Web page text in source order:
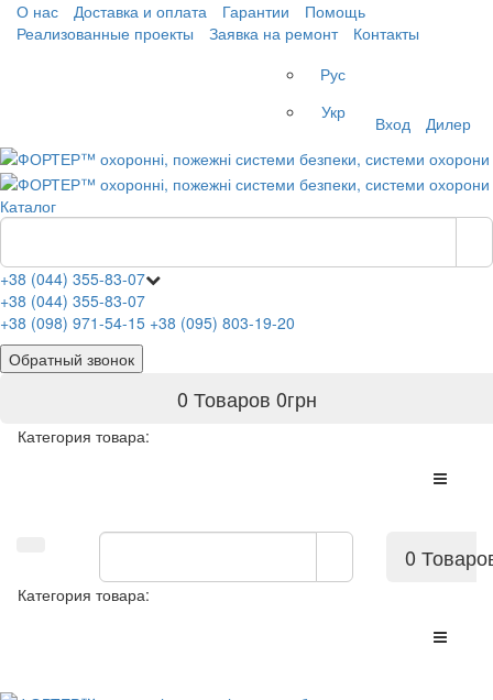
О нас Доставка и оплата Гарантии
Помощь
Реализованные проекты
Заявка на ремонт
Контакты
Рус
Укр
Вход Дилер
Каталог
+38 (044) 355-83-07
+38 (044) 355-83-07
+38 (098) 971-54-15 +38 (095) 803-19-20
Обратный звонок
0 Товаров 0грн
Категория товара:
0
Категория товара: